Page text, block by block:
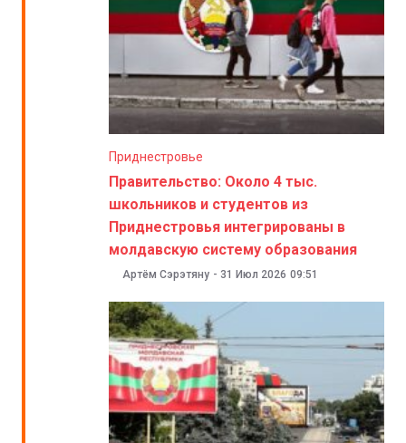
Приднестровье
Правительство: Около 4 тыс.
школьников и студентов из
Приднестровья интегрированы в
молдавскую систему образования
Артём Сэрэтяну - 31 Июл 2026 09:51